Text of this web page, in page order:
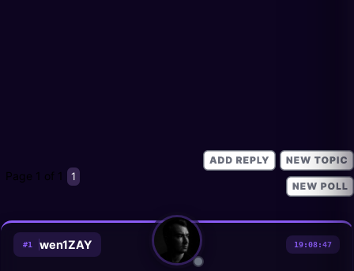
Page 1 of 1 1
#1 wen1ZAY 19:08:47